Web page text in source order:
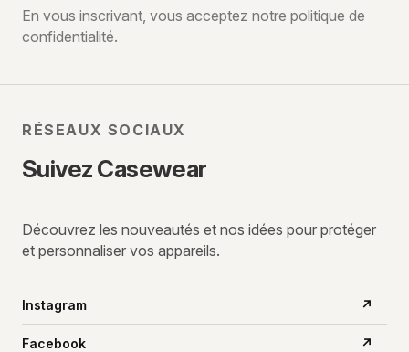
e-
mail
En vous inscrivant, vous acceptez notre politique de
confidentialité.
RÉSEAUX SOCIAUX
Suivez Casewear
Découvrez les nouveautés et nos idées pour protéger
et personnaliser vos appareils.
Instagram ↗
Facebook ↗